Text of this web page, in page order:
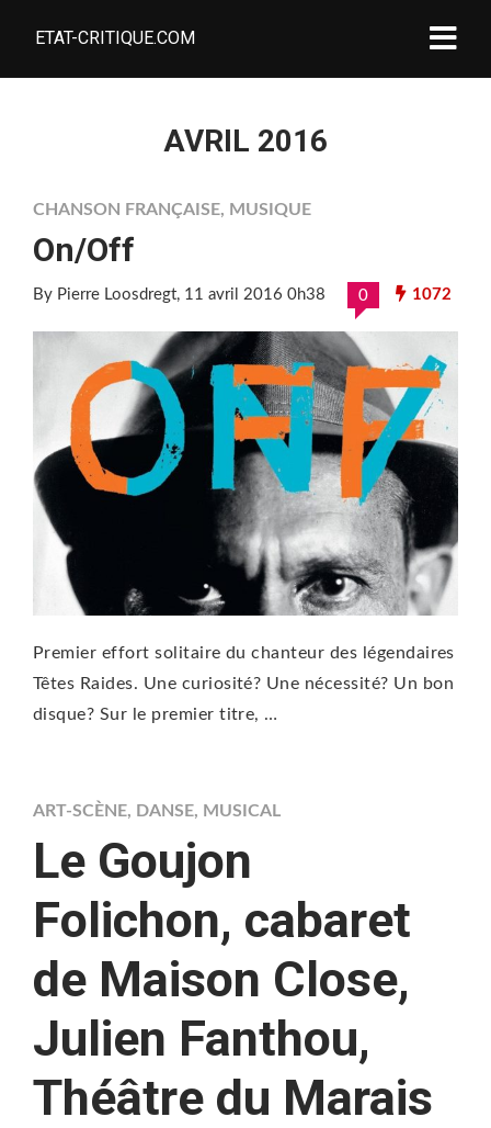
ETAT-CRITIQUE.COM
AVRIL 2016
CHANSON FRANÇAISE, MUSIQUE
On/Off
By Pierre Loosdregt, 11 avril 2016 0h38 0 1072
Premier effort solitaire du chanteur des légendaires
Têtes Raides. Une curiosité? Une nécessité? Un bon
disque? Sur le premier titre, …
ART-SCÈNE, DANSE, MUSICAL
Le Goujon
Folichon, cabaret
de Maison Close,
Julien Fanthou,
Théâtre du Marais